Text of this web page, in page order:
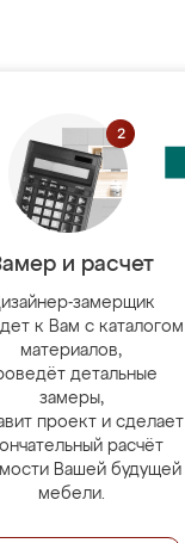
и расчет
замерщик
к Вам с каталогом
материалов,
детальные
замеры,
проект и сделает
расчёт
Вашей будущей
мебели.